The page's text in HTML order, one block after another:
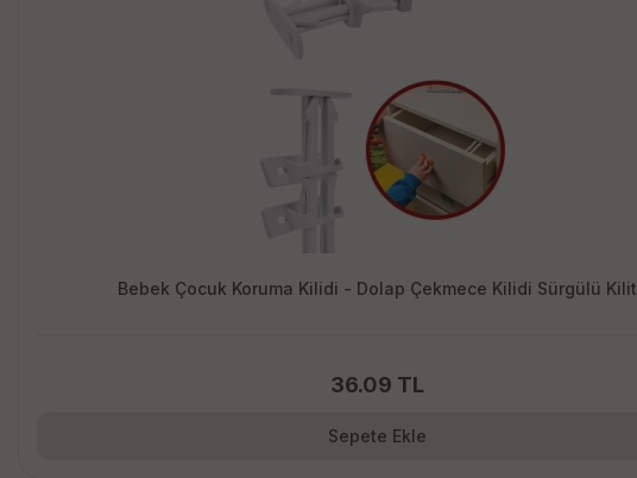
Bebek Çocuk Koruma Kilidi - Dolap Çekmece Kilidi Sürgülü Kilit
36.09 TL
Sepete Ekle